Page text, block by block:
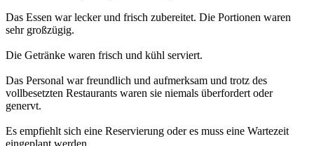
Das Essen war lecker und frisch zubereitet. Die Portionen waren
sehr großzügig.
Die Getränke waren frisch und kühl serviert.
Das Personal war freundlich und aufmerksam und trotz des
vollbesetzten Restaurants waren sie niemals überfordert oder
genervt.
Es empfiehlt sich eine Reservierung oder es muss eine Wartezeit
eingeplant werden.